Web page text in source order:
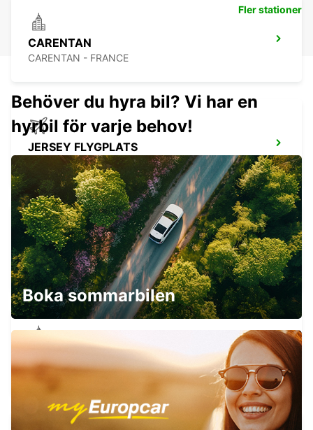
CARENTAN
CARENTAN - FRANCE
JERSEY FLYGPLATS
JERSEY - UNITED KINGDOM
COUTANCES
COUTANCES - FRANCE
AGNEAUX - FRANCE
Fler stationer
Behöver du hyra bil? Vi har en
hyrbil för varje behov!
Boka sommarbilen